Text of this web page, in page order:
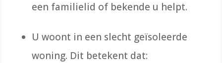
een familielid of bekende u helpt.
U woont in een slecht geïsoleerde
woning. Dit betekent dat: